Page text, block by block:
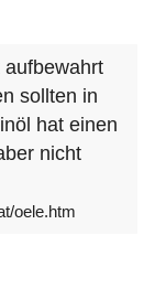
aufbewahrt
sollten in
hat einen
nicht
oele.htm